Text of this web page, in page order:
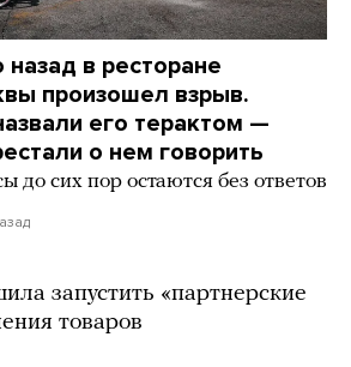
в ресторане
произошел взрыв.
его терактом —
о нем говорить
до сих пор остаются без ответов
запустить «партнерские
товаров